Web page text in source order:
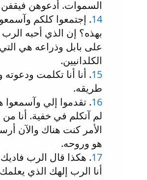
السموات. أدعوهن فيقفن
14. إجتمعوا كلكم
بهذه؟ إن الذي أحبه
على بابل وذراعه هي
الكلدانيين.
15. أنا أنا تكلمت
طريقه.
16. تقدموا إلي وآسمعوا
لم آتكلم في خفية. أنا
الأمر كنت هناك والآن
هو وروحه.
17. هكذا قال الرب
أنا الرب إلهك الذي